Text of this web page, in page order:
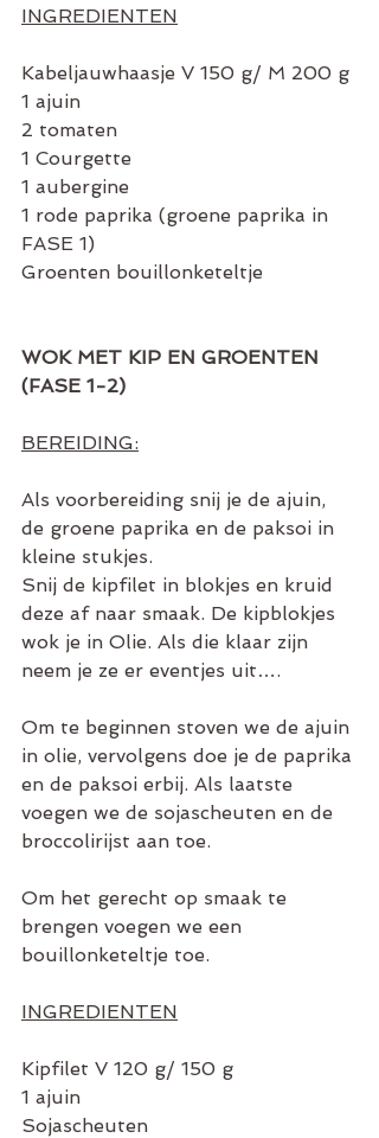
INGREDIENTEN
Kabeljauwhaasje V 150 g/ M 200 g
1 ajuin
2 tomaten
1 Courgette
1 aubergine
1 rode paprika (groene paprika in
FASE 1)
Groenten bouillonketeltje
WOK MET KIP EN GROENTEN
(FASE 1-2)
BEREIDING:
Als voorbereiding snij je de ajuin,
de groene paprika en de paksoi in
kleine stukjes.
Snij de kipfilet in blokjes en kruid
deze af naar smaak. De kipblokjes
wok je in Olie. Als die klaar zijn
neem je ze er eventjes uit….
Om te beginnen stoven we de ajuin
in olie, vervolgens doe je de paprika
en de paksoi erbij. Als laatste
voegen we de sojascheuten en de
broccolirijst aan toe.
Om het gerecht op smaak te
brengen voegen we een
bouillonketeltje toe.
INGREDIENTEN
Kipfilet V 120 g/ 150 g
1 ajuin
Sojascheuten